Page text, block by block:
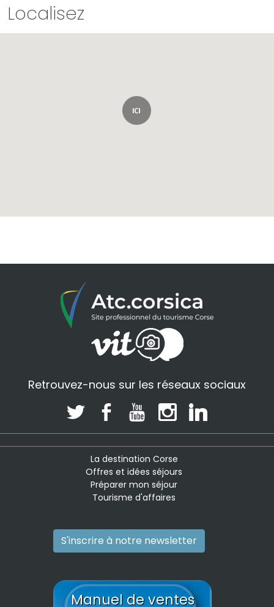
Localisez
Retrouvez-nous sur les réseaux sociaux
La destination Corse
Offres et idées séjours
Préparer mon séjour
Tourisme d'affaires
S'inscrire à notre newsletter
Manuel de ventes